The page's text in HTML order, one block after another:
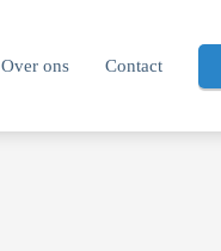
Over ons Contact